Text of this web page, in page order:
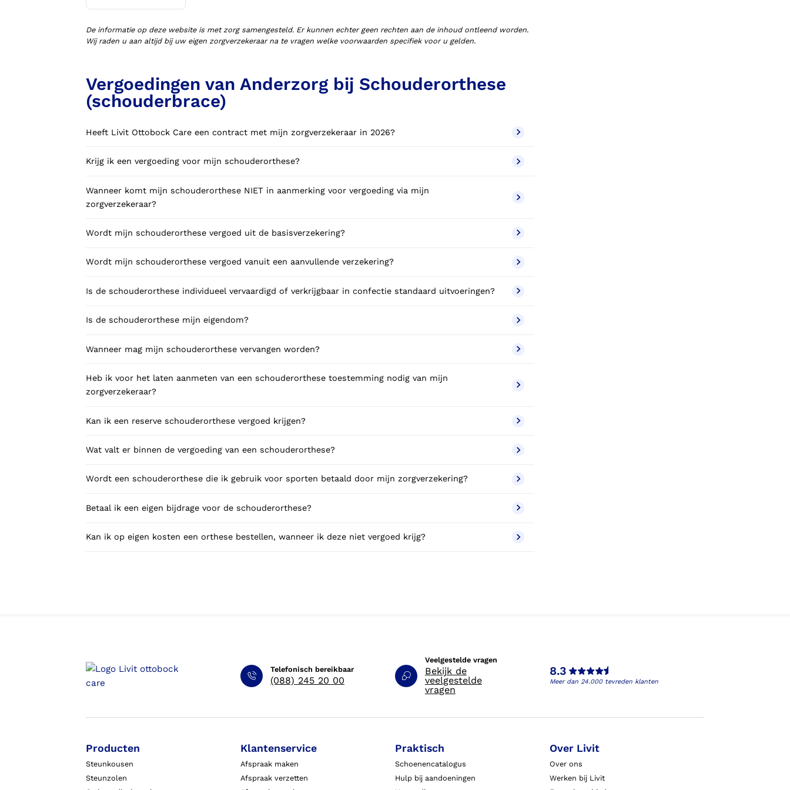
schoenen (VLOS)
De informatie op deze website is met zorg samengesteld. Er kunnen echter geen rechten aan de inhoud ontleend worden.
Wij raden u aan altijd bij uw eigen zorgverzekeraar na te vragen welke voorwaarden specifiek voor u gelden.
Vergoedingen van Anderzorg bij Schouderorthese
(schouderbrace)
Heeft Livit Ottobock Care een contract met mijn zorgverzekeraar in 2026?
Krijg ik een vergoeding voor mijn schouderorthese?
Wanneer komt mijn schouderorthese NIET in aanmerking voor vergoeding via mijn
zorgverzekeraar?
Wordt mijn schouderorthese vergoed uit de basisverzekering?
Wordt mijn schouderorthese vergoed vanuit een aanvullende verzekering?
Is de schouderorthese individueel vervaardigd of verkrijgbaar in confectie standaard uitvoeringen?
Is de schouderorthese mijn eigendom?
Wanneer mag mijn schouderorthese vervangen worden?
Heb ik voor het laten aanmeten van een schouderorthese toestemming nodig van mijn
zorgverzekeraar?
Kan ik een reserve schouderorthese vergoed krijgen?
Wat valt er binnen de vergoeding van een schouderorthese?
Wordt een schouderorthese die ik gebruik voor sporten betaald door mijn zorgverzekering?
Betaal ik een eigen bijdrage voor de schouderorthese?
Kan ik op eigen kosten een orthese bestellen, wanneer ik deze niet vergoed krijg?
Telefonisch bereikbaar
(088) 245 20 00
Veelgestelde vragen
Bekijk de
veelgestelde
vragen
8.3
Meer dan 24.000 tevreden klanten
Producten
Steunkousen
Steunzolen
Klantenservice
Afspraak maken
Afspraak verzetten
Praktisch
Schoenencatalogus
Hulp bij aandoeningen
Over Livit
Over ons
Werken bij Livit